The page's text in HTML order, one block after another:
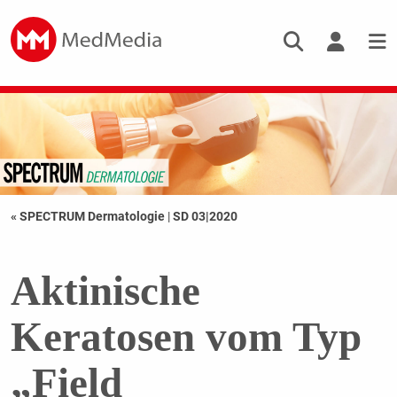
« SPECTRUM Dermatologie |SD 03|2020
Aktinische
Keratosen vom Typ
„Field